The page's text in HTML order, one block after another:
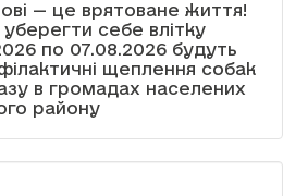
— це врятоване життя!
себе влітку
по 07.08.2026 будуть
щеплення собак
в громадах населених
району